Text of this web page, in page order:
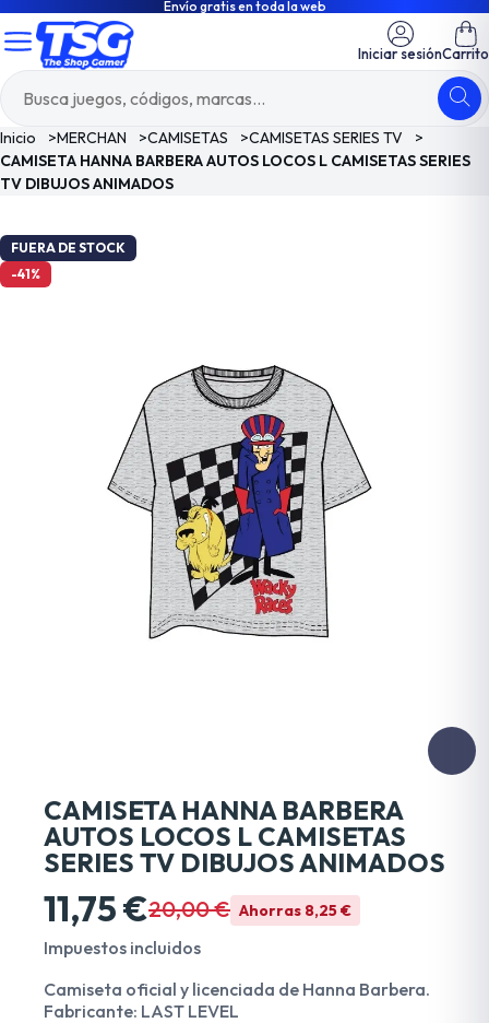
Envío gratis en toda la web
Iniciar sesiónCarrito
Inicio >MERCHAN >CAMISETAS >CAMISETAS SERIES TV
>
CAMISETA HANNA BARBERA AUTOS LOCOS L CAMISETAS SERIES
TV DIBUJOS ANIMADOS
FUERA DE STOCK
-41%
CAMISETA HANNA BARBERA
AUTOS LOCOS L CAMISETAS
SERIES TV DIBUJOS ANIMADOS
11,75 €20,00 € Ahorras 8,25 €
Impuestos incluidos
Camiseta oficial y licenciada de Hanna Barbera.
Fabricante: LAST LEVEL